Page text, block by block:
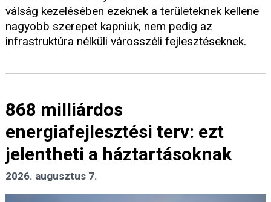
válság kezelésében ezeknek a területeknek kellene
nagyobb szerepet kapniuk, nem pedig az
infrastruktúra nélküli városszéli fejlesztéseknek.
868 milliárdos
energiafejlesztési terv: ezt
jelentheti a háztartásoknak
2026. augusztus 7.